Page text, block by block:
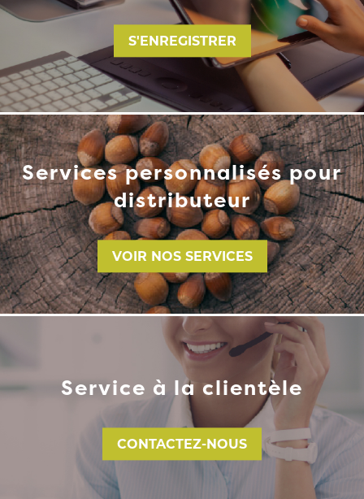
S'ENREGISTRER
Services personnalisés pour
distributeur
VOIR NOS SERVICES
Service à la clientèle
CONTACTEZ-NOUS